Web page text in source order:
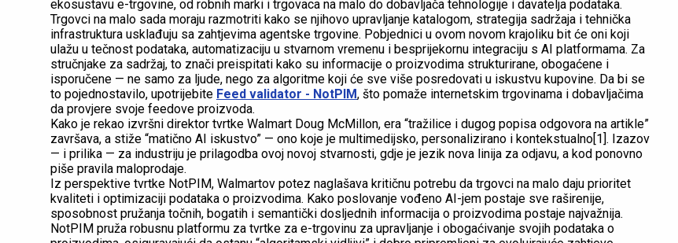
ekosustavu e-trgovine, od robnih marki i trgovaca na malo do dobavljača tehnologije i davatelja podataka.
Trgovci na malo sada moraju razmotriti kako se njihovo upravljanje katalogom, strategija sadržaja i tehnička
infrastruktura usklađuju sa zahtjevima agentske trgovine. Pobjednici u ovom novom krajoliku bit će oni koji
ulažu u tečnost podataka, automatizaciju u stvarnom vremenu i besprijekornu integraciju s AI platformama. Za
stručnjake za sadržaj, to znači preispitati kako su informacije o proizvodima strukturirane, obogaćene i
isporučene — ne samo za ljude, nego za algoritme koji će sve više posredovati u iskustvu kupovine. Da bi se
to pojednostavilo, upotrijebite Feed validator - NotPIM, što pomaže internetskim trgovinama i dobavljačima
da provjere svoje feedove proizvoda.
Kako je rekao izvršni direktor tvrtke Walmart Doug McMillon, era “tražilice i dugog popisa odgovora na artikle”
završava, a stiže “matično AI iskustvo” — ono koje je multimedijsko, personalizirano i kontekstualno[1]. Izazov
— i prilika — za industriju je prilagodba ovoj novoj stvarnosti, gdje je jezik nova linija za odjavu, a kod ponovno
piše pravila maloprodaje.
Iz perspektive tvrtke NotPIM, Walmartov potez naglašava kritičnu potrebu da trgovci na malo daju prioritet
kvaliteti i optimizaciji podataka o proizvodima. Kako poslovanje vođeno AI-jem postaje sve raširenije,
sposobnost pružanja točnih, bogatih i semantički dosljednih informacija o proizvodima postaje najvažnija.
NotPIM pruža robusnu platformu za tvrtke za e-trgovinu za upravljanje i obogaćivanje svojih podataka o